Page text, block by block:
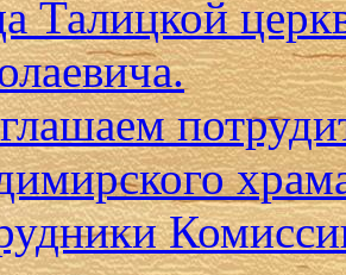
Талицкой